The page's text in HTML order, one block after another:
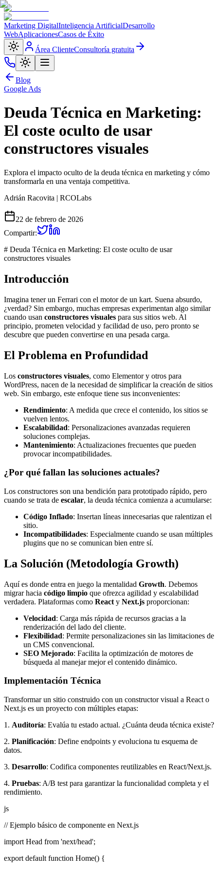
Marketing DigitalInteligencia ArtificialDesarrollo
WebAplicacionesCasos de Éxito
Área ClienteConsultoría gratuita
Blog
Google Ads
Deuda Técnica en Marketing:
El coste oculto de usar
constructores visuales
Explora el impacto oculto de la deuda técnica en marketing y cómo
transformarla en una ventaja competitiva.
Adrián Racovita | RCOLabs
22 de febrero de 2026
Compartir:
# Deuda Técnica en Marketing: El coste oculto de usar
constructores visuales
Introducción
Imagina tener un Ferrari con el motor de un kart. Suena absurdo,
¿verdad? Sin embargo, muchas empresas experimentan algo similar
cuando usan constructores visuales para sus sitios web. Al
principio, prometen velocidad y facilidad de uso, pero pronto se
descubre que pueden convertirse en una pesada carga.
El Problema en Profundidad
Los constructores visuales, como Elementor y otros para
WordPress, nacen de la necesidad de simplificar la creación de sitios
web. Sin embargo, este enfoque tiene sus inconvenientes:
Rendimiento: A medida que crece el contenido, los sitios se
vuelven lentos.
Escalabilidad: Personalizaciones avanzadas requieren
soluciones complejas.
Mantenimiento: Actualizaciones frecuentes que pueden
provocar incompatibilidades.
¿Por qué fallan las soluciones actuales?
Los constructores son una bendición para prototipado rápido, pero
cuando se trata de escalar, la deuda técnica comienza a acumularse:
Código Inflado: Insertan líneas innecesarias que ralentizan el
sitio.
Incompatibilidades: Especialmente cuando se usan múltiples
plugins que no se comunican bien entre sí.
La Solución (Metodología Growth)
Aquí es donde entra en juego la mentalidad Growth. Debemos
migrar hacia código limpio que ofrezca agilidad y escalabilidad
verdadera. Plataformas como React y Next.js proporcionan:
Velocidad: Carga más rápida de recursos gracias a la
renderización del lado del cliente.
Flexibilidad: Permite personalizaciones sin las limitaciones de
un CMS convencional.
SEO Mejorado: Facilita la optimización de motores de
búsqueda al manejar mejor el contenido dinámico.
Implementación Técnica
Transformar un sitio construido con un constructor visual a React o
Next.js es un proyecto con múltiples etapas:
1. Auditoría: Evalúa tu estado actual. ¿Cuánta deuda técnica existe?
2. Planificación: Define endpoints y evoluciona tu esquema de
datos.
3. Desarrollo: Codifica componentes reutilizables en React/Next.js.
4. Pruebas: A/B test para garantizar la funcionalidad completa y el
rendimiento.
js
// Ejemplo básico de componente en Next.js
import Head from 'next/head';
export default function Home() {